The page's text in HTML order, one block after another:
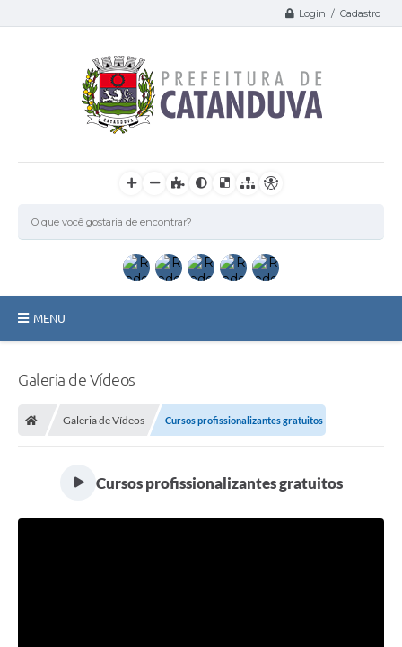
Login / Cadastro
MENU
Galeria de Vídeos
Galeria de Vídeos Cursos profissionalizantes gratuitos
Cursos profissionalizantes gratuitos